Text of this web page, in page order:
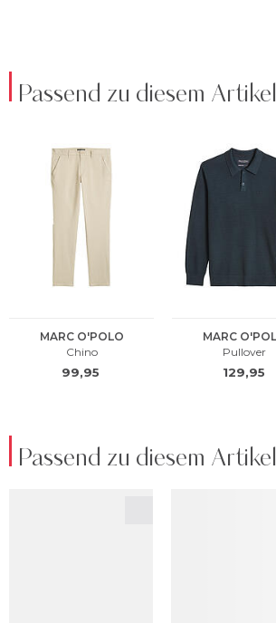
Passend zu diesem Artikel
Passend zu diesem Artikel